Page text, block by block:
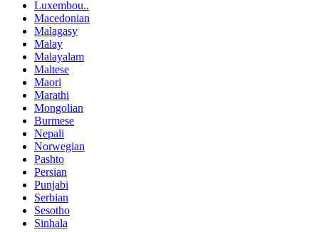
Luxembou..
Macedonian
Malagasy
Malay
Malayalam
Maltese
Maori
Marathi
Mongolian
Burmese
Nepali
Norwegian
Pashto
Persian
Punjabi
Serbian
Sesotho
Sinhala